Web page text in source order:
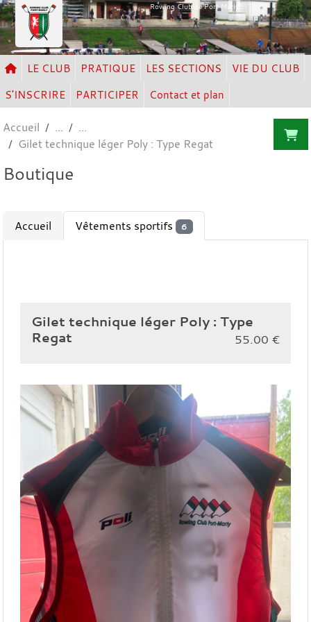
Rowing Club de Port Marly
LE CLUB PRATIQUE LES SECTIONS
VIE DU CLUB
S'INSCRIRE
PARTICIPER Contact et plan
Accueil
Gilet technique léger Poly : Type Regat
Boutique
Accueil Vêtements sportifs 6
Gilet technique léger Poly : Type
Regat
55.00 €
Panneau de gestion des cookies